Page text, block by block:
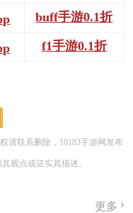
buff手游0.1折
f1手游0.1折
请联系删除，18183手游网发布
观点或证实其描述。
更多